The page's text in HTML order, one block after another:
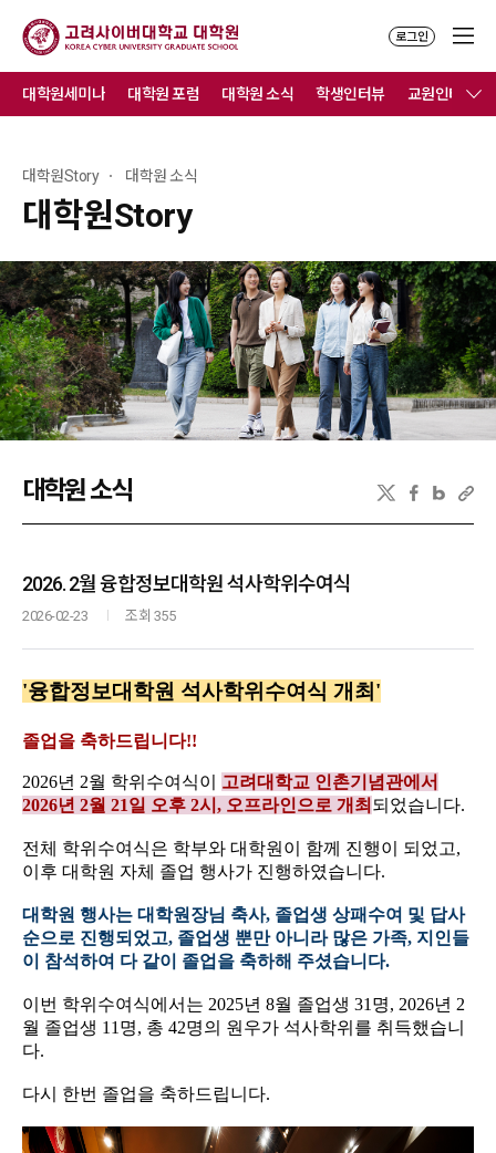
로그인
대학원Story
대학원Story 대학원 소식
대학원세미나 대학원 포럼 대학원 소식 학생인터뷰 교원인터뷰
대학원 소식
2026. 2월 융합정보대학원 석사학위수여식
2026-02-23 조회 355